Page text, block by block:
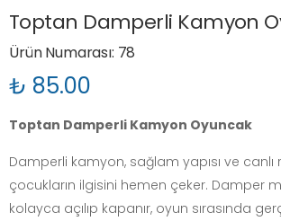
Toptan Damperli Kamyon
Ürün Numarası: 78
₺ 85.00
Toptan Damperli Kamyon Oyuncak
Damperli kamyon, sağlam yapısı ve canlı
çocukların ilgisini hemen çeker. Damper
kolayca açılıp kapanır, oyun sırasında